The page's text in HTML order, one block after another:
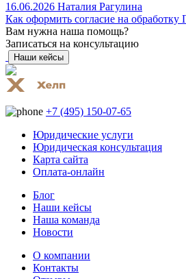
16.06.2026 Наталия Рагулина
Как оформить согласие на обработку
Вам нужна наша помощь?
Записаться на консультацию
Наши кейсы
+7 (495) 150-07-65
Юридические услуги
Юридическая консультация
Карта сайта
Оплата-онлайн
Блог
Наши кейсы
Наша команда
Новости
О компании
Контакты